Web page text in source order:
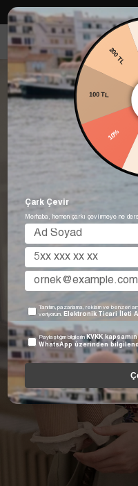
Carell in Roma
200 TL
Çark Çevir
Merhaba, hemen çarkı çevirmeye ne
Tanıtım, pazarlama, reklam ve benzeri
veriyorum. Elektronik Ticari İleti
Paylaştığım bilgilerin KVKK
WhatsApp üzerinden